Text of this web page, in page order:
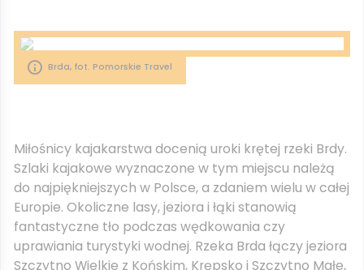
Brda, fot. Pomorskie Travel
Miłośnicy kajakarstwa docenią uroki krętej rzeki Brdy.
Szlaki kajakowe wyznaczone w tym miejscu należą
do najpiękniejszych w Polsce, a zdaniem wielu w całej
Europie. Okoliczne lasy, jeziora i łąki stanowią
fantastyczne tło podczas wędkowania czy
uprawiania turystyki wodnej. Rzeka Brda łączy jeziora
Szczytno Wielkie z Końskim, Krępsko i Szczytno Małe,